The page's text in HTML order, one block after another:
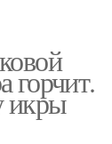
горчит.
икры